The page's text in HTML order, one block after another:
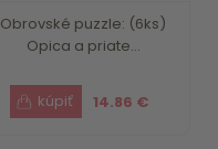
Obrovské puzzle: (6ks)
Opica a priate...
14.86 €